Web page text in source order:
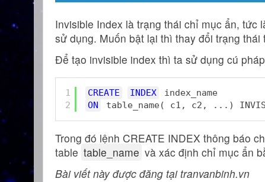
Invisible Index là trạng thái chỉ mục ẩn,
sử dụng. Muốn bật lại thì thay đổi trạng
Để tạo invisible index thì ta sử dụng cú
1
2
CREATE INDEX
index_name
ON
table_name( c1, c2, ...)
Trong đó lệnh CREATE INDEX thông báo
table table_name và xác định chỉ mục ẩn
Bài viết này được đăng tại tranvanbinh.vn